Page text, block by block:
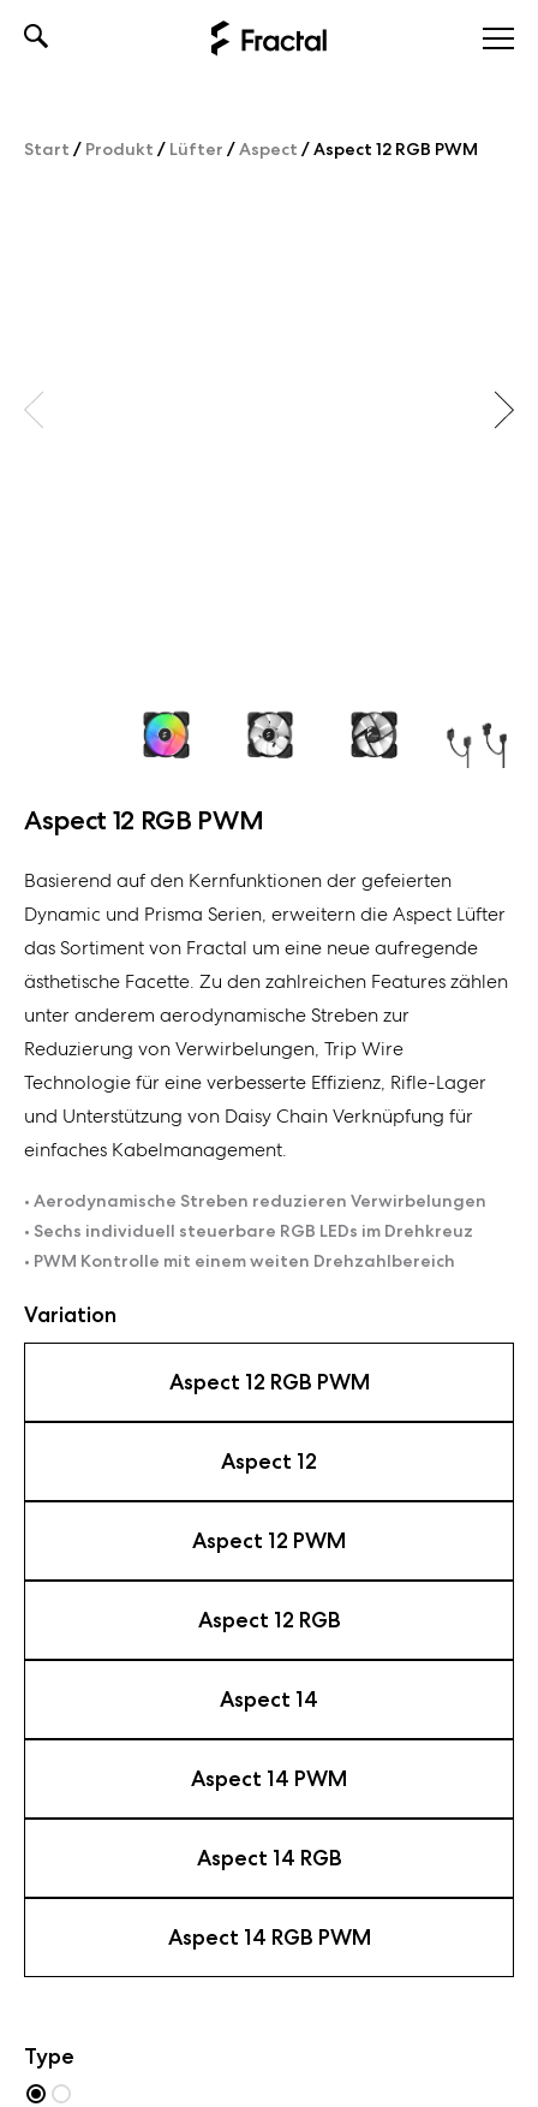
Start / Produkt / Lüfter /Aspect /Aspect 12 RGB PWM
Aspect 12 RGB PWM
Basierend auf den Kernfunktionen der gefeierten
Dynamic und Prisma Serien, erweitern die Aspect Lüfter
das Sortiment von Fractal um eine neue aufregende
ästhetische Facette. Zu den zahlreichen Features zählen
unter anderem aerodynamische Streben zur
Reduzierung von Verwirbelungen, Trip Wire
Technologie für eine verbesserte Effizienz, Rifle-Lager
und Unterstützung von Daisy Chain Verknüpfung für
einfaches Kabelmanagement.
• Aerodynamische Streben reduzieren Verwirbelungen
• Sechs individuell steuerbare RGB LEDs im Drehkreuz
• PWM Kontrolle mit einem weiten Drehzahlbereich
Variation
Aspect 12 RGB PWM
Aspect 12
Aspect 12 PWM
Aspect 12 RGB
Aspect 14
Aspect 14 PWM
Aspect 14 RGB
Aspect 14 RGB PWM
Type